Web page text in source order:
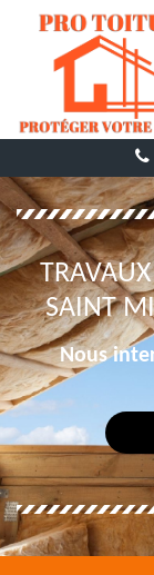
SAINT
Nous